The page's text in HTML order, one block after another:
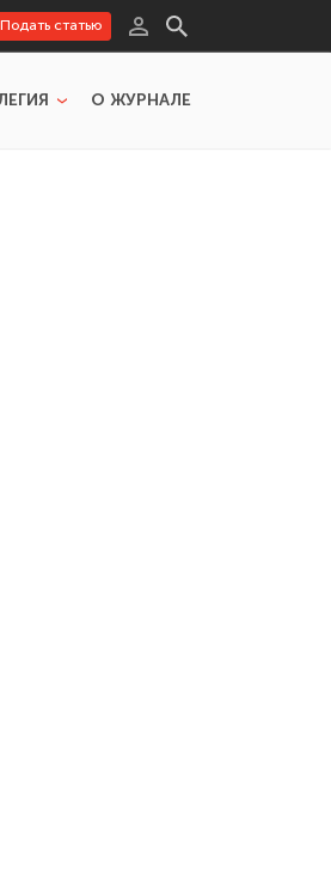
Подать статью
О ЖУРНАЛЕ